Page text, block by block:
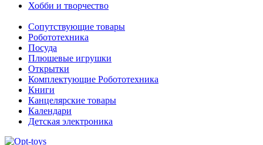
Хобби и творчество
Сопутствующие товары
Робототехника
Посуда
Плюшевые игрушки
Открытки
Комплектующие Робототехника
Книги
Канцелярские товары
Календари
Детская электроника